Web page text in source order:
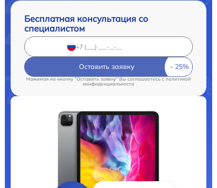
Бесплатная консультация со
специалистом
Оставить заявку
Нажимая на кнопку "Оставить заявку" Вы соглашаетесь cполитикой
конфиденциальности